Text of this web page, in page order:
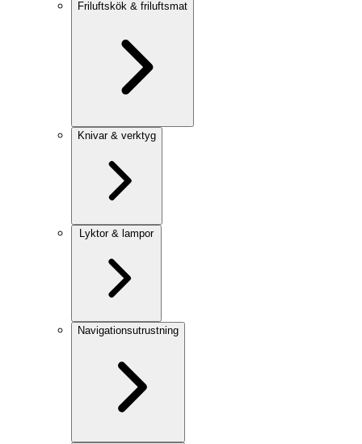
Friluftskök & friluftsmat
Knivar & verktyg
Lyktor & lampor
Navigationsutrustning